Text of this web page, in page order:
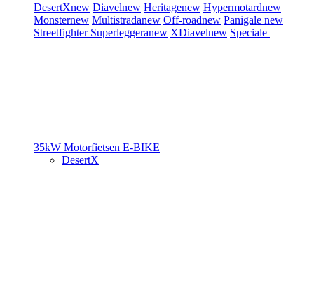
DesertXnew Diavelnew Heritagenew Hypermotardnew
Monsternew Multistradanew Off-roadnew Panigale new
Streetfighter Superleggeranew XDiavelnew Speciale
35kW Motorfietsen E-BIKE
DesertX